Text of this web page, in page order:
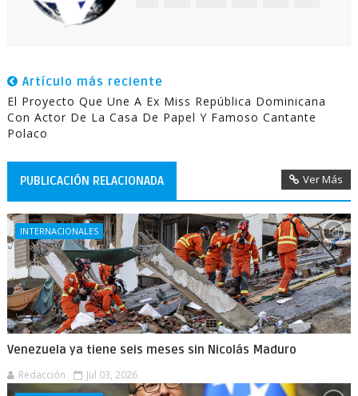
Artículo más reciente
El Proyecto Que Une A Ex Miss República Dominicana
Con Actor De La Casa De Papel Y Famoso Cantante
Polaco
PUBLICACIÓN RELACIONADA Ver Más
INTERNACIONALES
Venezuela ya tiene seis meses sin Nicolás Maduro
Redacción Jul 03, 2026